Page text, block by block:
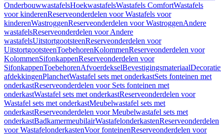
OnderbouwwastafelsHoekwastafelsWastafels ComfortWastafels
voor kinderenReserveonderdelen voor Wastafels voor
kinderenWastroggenReserveonderdelen voor WastroggenAndere
wastafelsReserveonderdelen voor Andere
wastafelsUitstortgootsteenReserveonderdelen voor
UitstortgootsteenToebehorenKolommenReserveonderdelen voor
KolommenSifonkappenReserveonderdelen voor
SifonkappenToebehorenAfvoerdekselBevestigingsmateriaal
afdekkingenPlanchetWastafel sets met onderkastSets fonteinen met
onderkastReserveonderdelen voor Sets fonteinen met
onderkastWastafel sets met onderkastReserveonderdelen voor
Wastafel sets met onderkastMeubelwastafel sets met
onderkastReserveonderdelen voor Meubelwastafel sets met
onderkastBadkamermeubilairWastafelonderkastenReserveonderdelen
voor WastafelonderkastenVoor fonteinenReserveonderdelen voor